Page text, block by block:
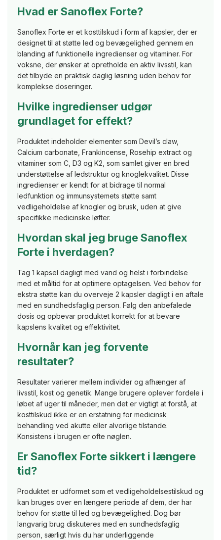
Hvad er Sanoflex Forte?
Sanoflex Forte er et kosttilskud i form af kapsler, der er
designet til at støtte led og bevægelighed gennem en
blanding af funktionelle ingredienser og vitaminer. For
voksne, der ønsker at opretholde en aktiv livsstil, kan
det tilbyde en praktisk daglig løsning uden behov for
komplekse doseringer.
Hvilke ingredienser udgør
grundlaget for effekt?
Produktet indeholder elementer som Devil’s claw,
Calcium carbonate, Frankincense, Rosehip extract og
vitaminer som C, D3 og K2, som samlet giver en bred
understøttelse af ledstruktur og knoglekvalitet. Disse
ingredienser er kendt for at bidrage til normal
ledfunktion og immunsystemets støtte samt
vedligeholdelse af knogler og brusk, uden at give
specifikke medicinske løfter.
Hvordan skal jeg bruge Sanoflex
Forte i hverdagen?
Tag 1 kapsel dagligt med vand og helst i forbindelse
med et måltid for at optimere optagelsen. Ved behov for
ekstra støtte kan du overveje 2 kapsler dagligt i en aftale
med en sundhedsfaglig person. Følg den anbefalede
dosis og opbevar produktet korrekt for at bevare
kapslens kvalitet og effektivitet.
Hvornår kan jeg forvente
resultater?
Resultater varierer mellem individer og afhænger af
livsstil, kost og genetik. Mange brugere oplever fordele i
løbet af uger til måneder, men det er vigtigt at forstå, at
kosttilskud ikke er en erstatning for medicinsk
behandling ved akutte eller alvorlige tilstande.
Konsistens i brugen er ofte nøglen.
Er Sanoflex Forte sikkert i længere
tid?
Produktet er udformet som et vedligeholdelsestilskud og
kan bruges over en længere periode af dem, der har
behov for støtte til led og bevægelighed. Dog bør
langvarig brug diskuteres med en sundhedsfaglig
person, særligt hvis du har underliggende